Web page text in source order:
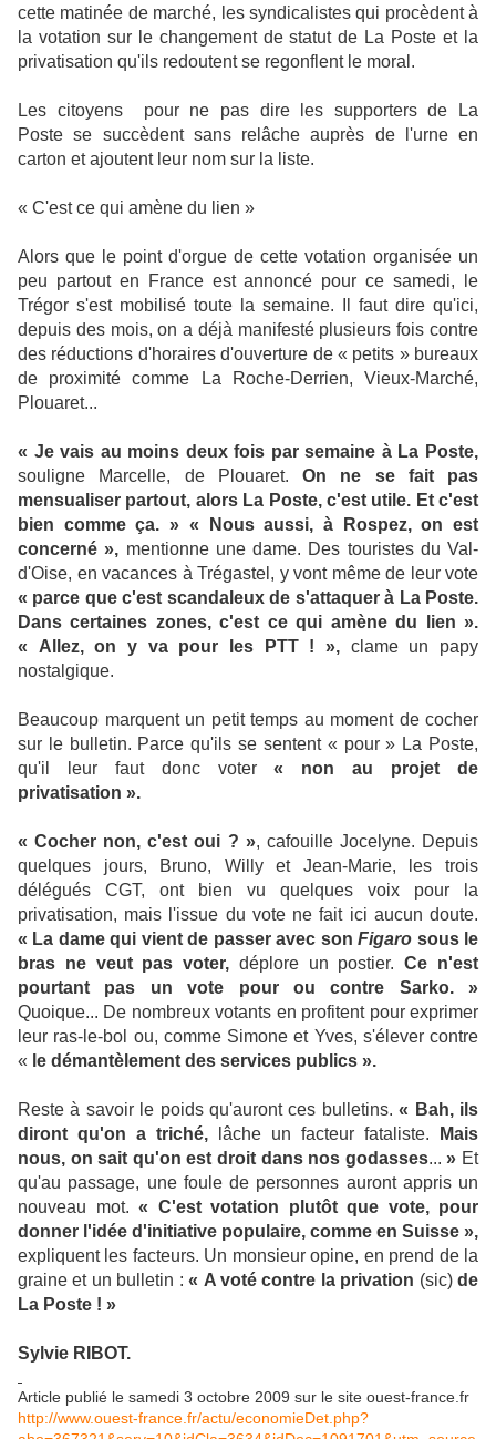
cette matinée de marché, les syndicalistes qui procèdent à
la votation sur le changement de statut de La Poste et la
privatisation qu'ils redoutent se regonflent le moral.
Les citoyens pour ne pas dire les supporters de La
Poste se succèdent sans relâche auprès de l'urne en
carton et ajoutent leur nom sur la liste.
« C'est ce qui amène du lien »
Alors que le point d'orgue de cette votation organisée un
peu partout en France est annoncé pour ce samedi, le
Trégor s'est mobilisé toute la semaine. Il faut dire qu'ici,
depuis des mois, on a déjà manifesté plusieurs fois contre
des réductions d'horaires d'ouverture de « petits » bureaux
de proximité comme La Roche-Derrien, Vieux-Marché,
Plouaret...
« Je vais au moins deux fois par semaine à La Poste,
souligne Marcelle, de Plouaret. On ne se fait pas
mensualiser partout, alors La Poste, c'est utile. Et c'est
bien comme ça. » « Nous aussi, à Rospez, on est
concerné », mentionne une dame. Des touristes du Val-
d'Oise, en vacances à Trégastel, y vont même de leur vote
« parce que c'est scandaleux de s'attaquer à La Poste.
Dans certaines zones, c'est ce qui amène du lien ».
« Allez, on y va pour les PTT
! », clame un papy
nostalgique.
Beaucoup marquent un petit temps au moment de cocher
sur le bulletin. Parce qu'ils se sentent « pour » La Poste,
qu'il leur faut donc voter« non au projet de
privatisation ».
« Cocher non, c'est oui ? », cafouille Jocelyne. Depuis
quelques jours, Bruno, Willy et Jean-Marie, les trois
délégués CGT, ont bien vu quelques voix pour la
privatisation, mais l'issue du vote ne fait ici aucun doute.
« La dame qui vient de passer avec son Figaro sous le
bras ne veut pas voter, déplore un postier.Ce n'est
pourtant pas un vote pour ou contre Sarko. »
Quoique... De nombreux votants en profitent pour exprimer
leur ras-le-bol ou, comme Simone et Yves, s'élever contre
« le démantèlement des services publics ».
Reste à savoir le poids qu'auront ces bulletins.« Bah, ils
diront qu'on a triché, lâche un facteur fataliste.
Mais
nous, on sait qu'on est droit dans nos godasses... » Et
qu'au passage, une foule de personnes auront appris un
nouveau mot. « C'est votation plutôt que vote, pour
donner l'idée d'initiative populaire, comme en Suisse »,
expliquent les facteurs. Un monsieur opine, en prend de la
graine et un bulletin :« A voté contre la privation (sic)de
La Poste ! »
Sylvie RIBOT.
Article publié le samedi 3 octobre 2009 sur le site ouest-france.fr
http://www.ouest-france.fr/actu/economieDet.php?